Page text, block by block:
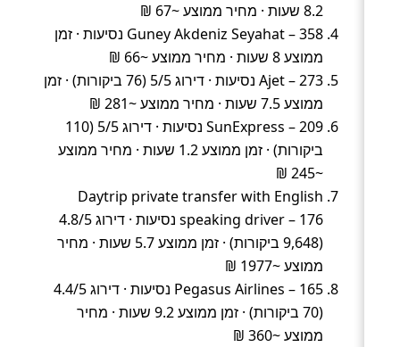
8.2 שעות · מחיר ממוצע ~67 ₪
Guney Akdeniz Seyahat – 358 נסיעות · זמן
ממוצע 8 שעות · מחיר ממוצע ~66 ₪
Ajet – 273 נסיעות · דירוג 5/5 (76 ביקורות) · זמן
ממוצע 7.5 שעות · מחיר ממוצע ~281 ₪
SunExpress – 209 נסיעות · דירוג 5/5 (110
ביקורות) · זמן ממוצע 1.2 שעות · מחיר ממוצע
~245 ₪
Daytrip private transfer with English
speaking driver – 176 נסיעות · דירוג 4.8/5
(9,648 ביקורות) · זמן ממוצע 5.7 שעות · מחיר
ממוצע ~1977 ₪
Pegasus Airlines – 165 נסיעות · דירוג 4.4/5
(70 ביקורות) · זמן ממוצע 9.2 שעות · מחיר
ממוצע ~360 ₪